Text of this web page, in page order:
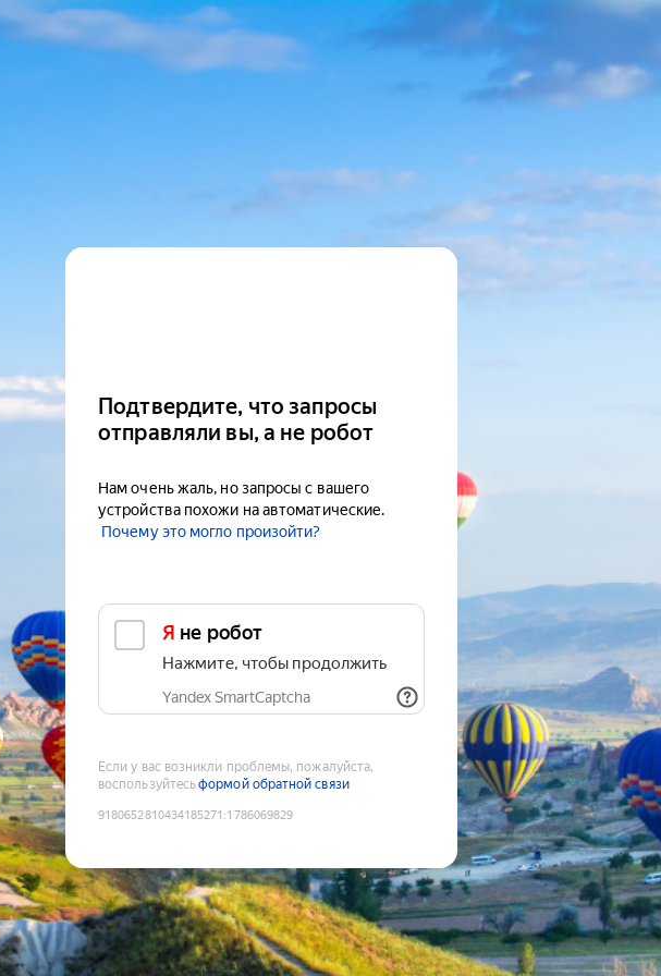
Подтвердите, что запросы
отправляли вы, а не робот
Нам очень жаль, но запросы с вашего
устройства похожи на автоматические.
Почему это могло произойти?
Я не робот
Нажмите, чтобы продолжить
Yandex SmartCaptcha
Если у вас возникли проблемы, пожалуйста,
воспользуйтесьформой обратной связи
9180652810434185271 :1786069829